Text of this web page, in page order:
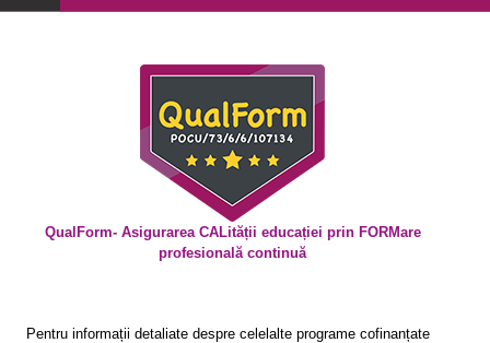
Beneficii
Activităţile proiectului
QualForm- Asigurarea CALității educației prin FORMare
profesională continuă
Pentru informații detaliate despre celelalte programe cofinanțate